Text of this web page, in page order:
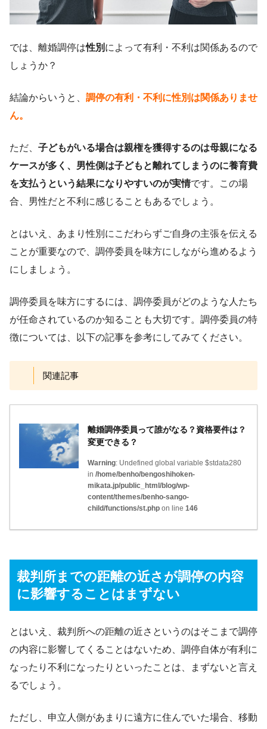
では、離婚調停は性別 によって有利・不利は関係あるので
しょうか？
結論からいうと、 調停の有利・不利に性別は関係ありませ
ん。
ただ、 子どもがいる場合は親権を獲得するのは母親になる
ケースが多く、男性側は子どもと離れてしまうのに養育費
を支払うという結果になりやすいのが実情です。この場
合、男性だと不利に感じることもあるでしょう。
とはいえ、あまり性別にこだわらずご自身の主張を伝える
ことが重要なので、調停委員を味方にしながら進めるよう
にしましょう。
調停委員を味方にするには、調停委員がどのような人たち
が任命されているのか知ることも大切です。調停委員の特
徴については、以下の記事を参考にしてみてください。
関連記事
離婚調停委員って誰がなる？資格要件は？
変更できる？
Warning: Undefined global variable $stdata280
in /home/benho/bengoshihoken-
mikata.jp/public_html/blog/wp-
content/themes/benho-sango-
child/functions/st.php on line 146
裁判所までの距離の近さが調停の内容
に影響することはまずない
とはいえ、裁判所への距離の近さというのはそこまで調停
の内容に影響してくることはないため、調停自体が有利に
なったり不利になったりといったことは、まずないと言え
るでしょう。
ただし、申立人側があまりに遠方に住んでいた場合、移動